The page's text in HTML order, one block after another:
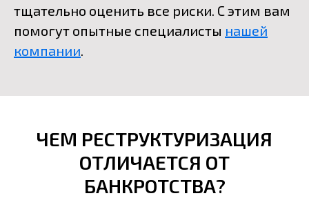
тщательно оценить все риски. С этим вам
помогут опытные специалисты нашей
компании.
ЧЕМ РЕСТРУКТУРИЗАЦИЯ
ОТЛИЧАЕТСЯ ОТ
БАНКРОТСТВА?